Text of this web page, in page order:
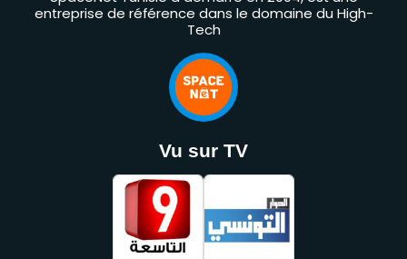
entreprise de référence dans le domaine du High-
Tech
Vu sur TV